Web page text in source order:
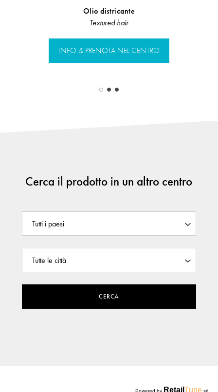
Olio districante
Textured hair
INFO & PRENOTA NEL CENTRO
Cerca il prodotto in un altro centro
CERCA
Powered by Retail Tune srl